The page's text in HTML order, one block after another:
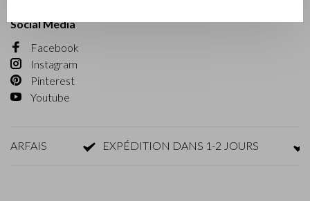
Social Media
Facebook
Instagram
Pinterest
Youtube
EXPÉDITION DANS 1-2 JOURS